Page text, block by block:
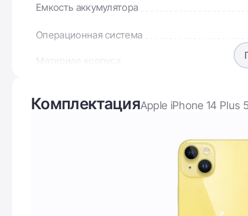
Емкость аккумулятора
Операционная система
Материал корпуса
КомплектацияApple iPhone 14 Plus